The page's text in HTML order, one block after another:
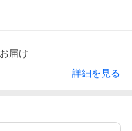
届け
詳細を見る